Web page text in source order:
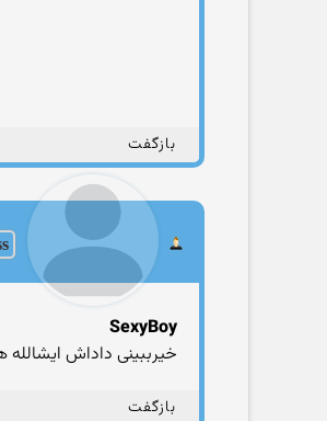
بازگفت
SexyBoy
خیرببینی داداش
بازگفت